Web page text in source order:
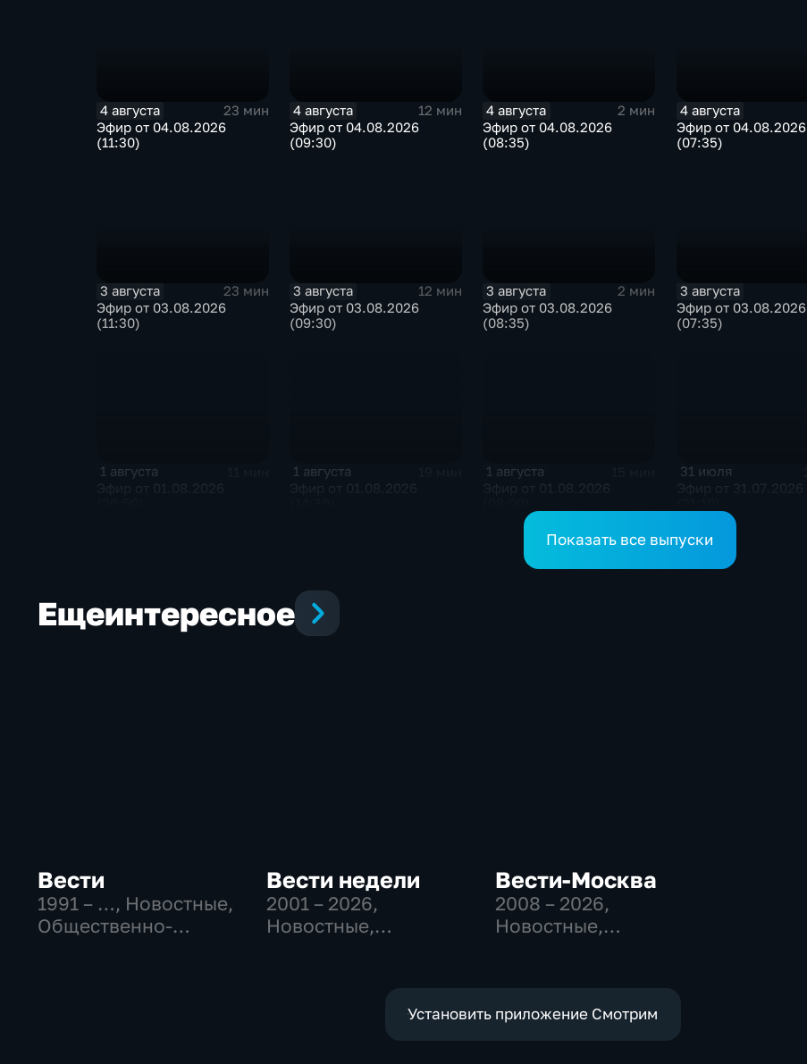
4 августа
23 мин
Эфир от 04.08.2026
(11:30)
4 августа
12 мин
Эфир от 04.08.2026
(09:30)
4 августа
2 мин
Эфир от 04.08.2026
(08:35)
4 августа
Эфир от 04.08.2026
(07:35)
3 августа
23 мин
Эфир от 03.08.2026
(11:30)
3 августа
12 мин
Эфир от 03.08.2026
(09:30)
3 августа
2 мин
Эфир от 03.08.2026
(08:35)
3 августа
Эфир от 03.08.2026
(07:35)
1 августа 1 августа 1 августа 31 июля
Показать все выпуски
Ещеинтересное
Вести
1991 – …, Новостные,
Общественно-
Вести недели
2001 – 2026,
Новостные,
Вести-Москва
2008 – 2026,
Новостные,
экономические
Установить приложение Смотрим